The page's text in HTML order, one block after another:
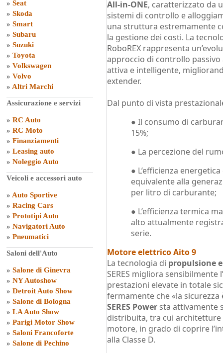
» Seat
» Skoda
» Smart
» Subaru
» Suzuki
» Toyota
» Volkswagen
» Volvo
» Altri Marchi
Assicurazione e servizi
» RC Auto
» RC Moto
» Finanziamenti
» Leasing auto
» Noleggio Auto
Veicoli e accessori auto
» Auto Sportive
» Racing Cars
» Prototipi Auto
» Navigatori Auto
» Pneumatici
Saloni dell'Auto
» Salone di Ginevra
» NY Autoshow
» Detroit Auto Show
» Salone di Bologna
» LA Auto Show
» Parigi Motor Show
» Saloni Francoforte
» Salone di Pechino
All-in-ONE, caratterizzato da
sistemi di controllo e
una struttura estremamente
la gestione dei costi. La
RoboREX rappresenta
approccio di controllo
attiva e intelligente,
extender.
Dal punto di vista
● Il consumo di
15%;
● La percezione del
● L’efficienza
equivalente alla
per litro di carburante;
● L’efficienza termica
alto attualmente
serie.
Motore elettrico Aito 9
La tecnologia di propulsione
SERES migliora
prestazioni elevate in totale
fermamente che «la sicurezza
SERES Power sta attivamente
distribuita, tra cui
motore, in grado di coprire
alla Classe D.